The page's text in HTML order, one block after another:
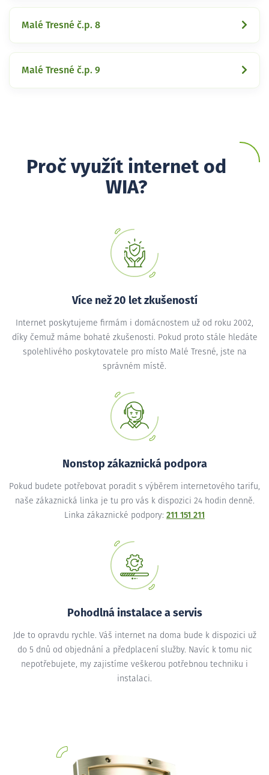
Malé Tresné č.p. 8
Malé Tresné č.p. 9
Proč využít internet od
WIA?
Více než 20 let zkušeností
Internet poskytujeme firmám i domácnostem už od roku 2002,
díky čemuž máme bohaté zkušenosti. Pokud proto stále hledáte
spolehlivého poskytovatele pro místo Malé Tresné, jste na
správném místě.
Nonstop zákaznická podpora
Pokud budete potřebovat poradit s výběrem internetového tarifu,
naše zákaznická linka je tu pro vás k dispozici 24 hodin denně.
Linka zákaznické podpory: 211 151 211
Pohodlná instalace a servis
Jde to opravdu rychle. Váš internet na doma bude k dispozici už
do 5 dnů od objednání a předplacení služby. Navíc k tomu nic
nepotřebujete, my zajistíme veškerou potřebnou techniku i
instalaci.